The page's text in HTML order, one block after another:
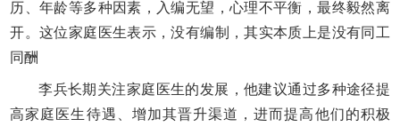
历、年龄等多种因素，入编无望，心理不平衡，最终毅然离
开。这位家庭医生表示，没有编制，其实本质上是没有同工
同酬
李兵长期关注家庭医生的发展，他建议通过多种途径提
高家庭医生待遇、增加其晋升渠道，进而提高他们的积极